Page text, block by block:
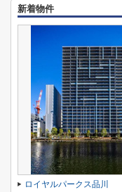
新着物件
ロイヤルパークス品川